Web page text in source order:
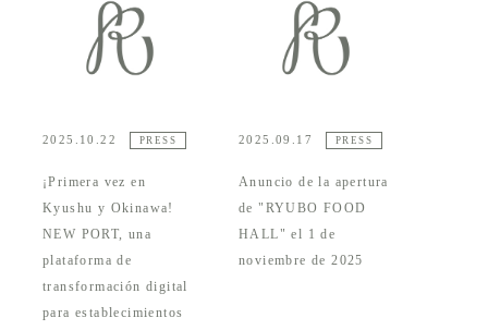
2025.10.22 PRESS
¡Primera vez en
Kyushu y Okinawa!
NEW PORT, una
plataforma de
transformación digital
para establecimientos
2025.09.17 PRESS
Anuncio de la apertura
de "RYUBO FOOD
HALL" el 1 de
noviembre de 2025